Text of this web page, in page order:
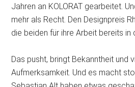
Jahren an KOLORAT gearbeitet.
mehr als Recht. Den Designpreis
die beiden für ihre Arbeit bereits in
Das pusht, bringt Bekanntheit und
Aufmerksamkeit. Und es macht